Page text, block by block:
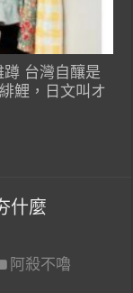
台灣自釀是
鯉，日文叫オ
什麼
阿殺不嚕